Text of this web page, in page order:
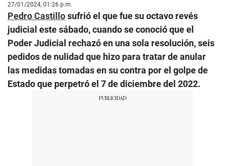
27/01/2024, 01:26 p.m.
Pedro Castillosufrió el que fue su octavo revés
judicial este sábado, cuando se conoció que el
Poder Judicial rechazó en una sola resolución, seis
pedidos de nulidad que hizo para tratar de anular
las medidas tomadas en su contra por el golpe de
Estado que perpetró el 7 de diciembre del 2022.